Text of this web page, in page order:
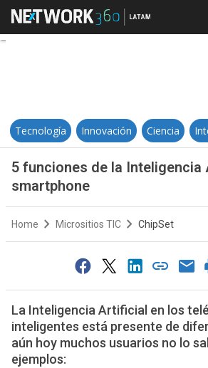
5 funciones
Tecnología Innovación Ciencia
5 funciones de la Inteligencia
smartphone
Home Micrositios TIC ChipSet
La Inteligencia Artificial en los
inteligentes está presente de
aún hoy muchos usuarios no lo
ejemplos: